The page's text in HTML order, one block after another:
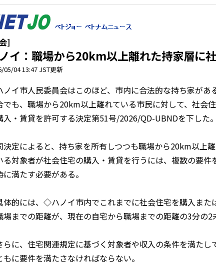
]
イ：職場から20km以上離れた持家層に
05/04 13:47 JST更新
イ市人民委員会はこのほど、市内に合法的な持ち家があ
でも、職場から20km以上離れている市民に対して、社会
入・賃貸を許可する決定第51号/2026/QD-UBNDを下した。
定によると、持ち家を所有しつつも職場から20km以上
る対象者が社会住宅の購入・賃貸を行うには、複数の要件
に満たす必要がある。
的には、◇ハノイ市内でこれまでに社会住宅を購入ま
場までの距離が、現在の自宅から職場までの距離の3分の2
に、住宅関連規定に基づく対象者や収入の条件を満た
もに要件を満たさなければならない。